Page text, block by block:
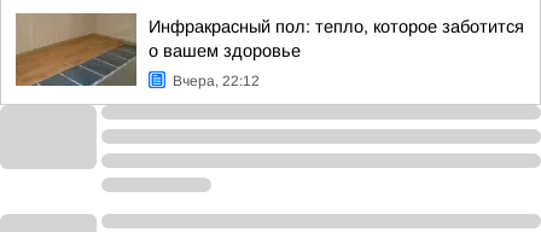
Инфракрасный пол: тепло, которое заботится
о вашем здоровье
Вчера, 22:12